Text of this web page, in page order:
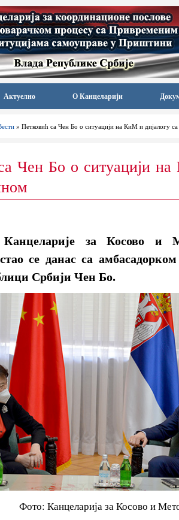
Актуелно О Канцеларији
» Петковић са Чен Бо о ситуацији на КиМ и дијалогу
Чен Бо о ситуацији
Канцеларије за Косово и
се данас са
Србији Чен Бо.
Фото: Канцеларија за Косово и